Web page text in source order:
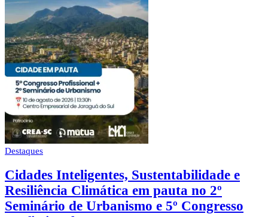
Destaques
Cidades Inteligentes, Sustentabilidade e
Resiliência Climática em pauta no 2º
Seminário de Urbanismo e 5º Congresso